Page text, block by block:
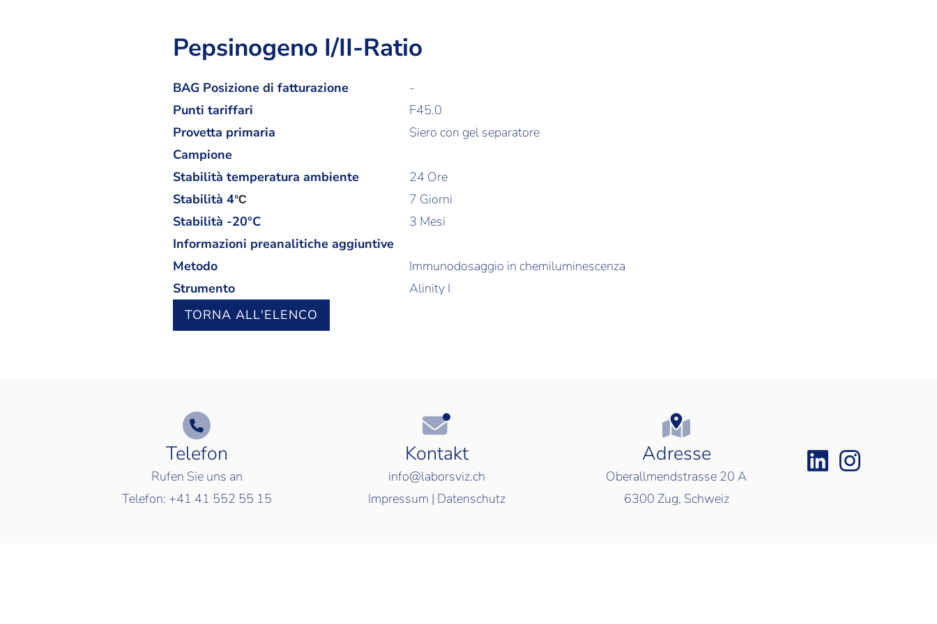
Pepsinogeno I/II-Ratio
BAG Posizione di fatturazione
-
Punti tariffari
F45.0
Provetta primaria
Siero con gel separatore
Campione
Stabilità temperatura ambiente
24 Ore
Stabilità 4°C
7 Giorni
Stabilità -20°C
3 Mesi
Informazioni preanalitiche aggiuntive
Metodo
Immunodosaggio in chemiluminescenza
Strumento
Alinity I
TORNA ALL'ELENCO
Telefon
Rufen Sie uns an
Telefon: +41 41 552 55 15
Kontakt
info@laborsviz.ch
Impressum | Datenschutz
Adresse
Oberallmendstrasse 20 A
6300 Zug, Schweiz